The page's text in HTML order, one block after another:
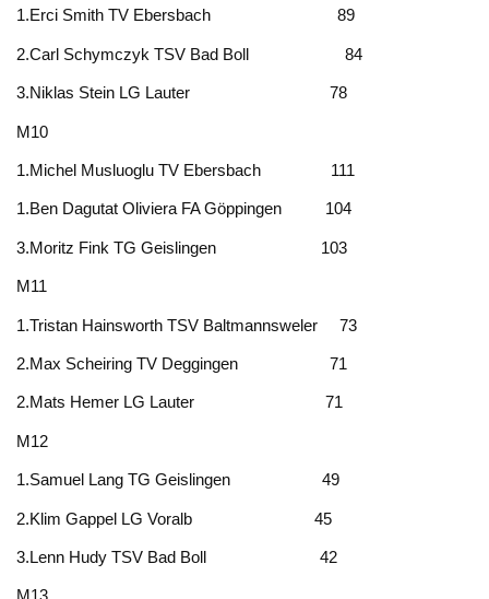
1.Erci Smith TV Ebersbach 89
2.Carl Schymczyk TSV Bad Boll 84
3.Niklas Stein LG Lauter 78
M10
1.Michel Musluoglu TV Ebersbach 111
1.Ben Dagutat Oliviera FA Göppingen 104
3.Moritz Fink TG Geislingen 103
M11
1.Tristan Hainsworth TSV Baltmannsweler 73
2.Max Scheiring TV Deggingen 71
2.Mats Hemer LG Lauter 71
M12
1.Samuel Lang TG Geislingen 49
2.Klim Gappel LG Voralb 45
3.Lenn Hudy TSV Bad Boll 42